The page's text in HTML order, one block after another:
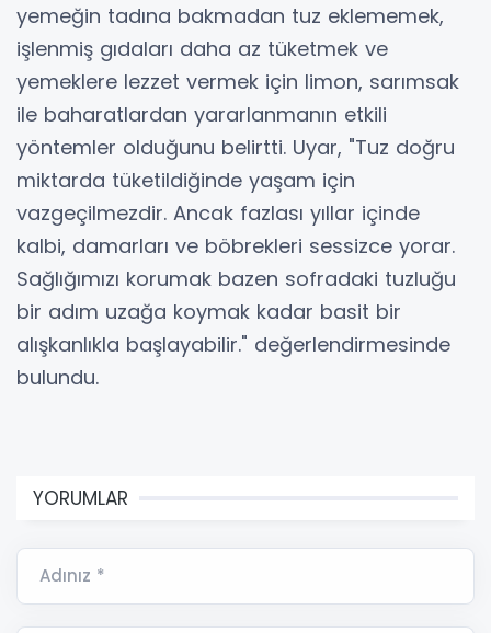
yemeğin tadına bakmadan tuz eklememek,
işlenmiş gıdaları daha az tüketmek ve
yemeklere lezzet vermek için limon, sarımsak
ile baharatlardan yararlanmanın etkili
yöntemler olduğunu belirtti. Uyar, "Tuz doğru
miktarda tüketildiğinde yaşam için
vazgeçilmezdir. Ancak fazlası yıllar içinde
kalbi, damarları ve böbrekleri sessizce yorar.
Sağlığımızı korumak bazen sofradaki tuzluğu
bir adım uzağa koymak kadar basit bir
alışkanlıkla başlayabilir." değerlendirmesinde
bulundu.
YORUMLAR
Adınız *